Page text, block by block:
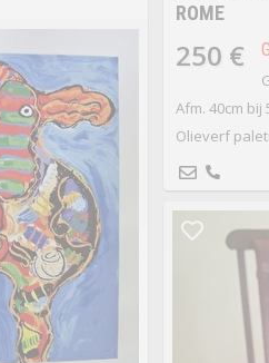
ROME
250 €
Afm. 40cm bij
Olieverf